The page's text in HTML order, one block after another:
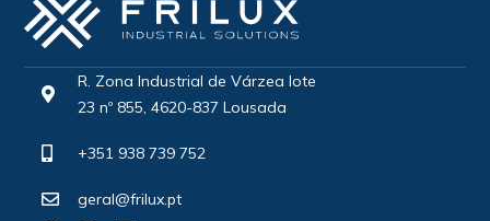
R. Zona Industrial de Várzea lote
23 nº 855, 4620-837 Lousada
+351 938 739 752
geral@frilux.pt